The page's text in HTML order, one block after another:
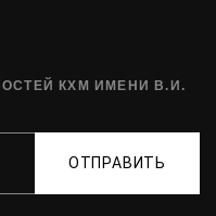
КХМ ИМЕНИ В.И.
ОТПРАВИТЬ